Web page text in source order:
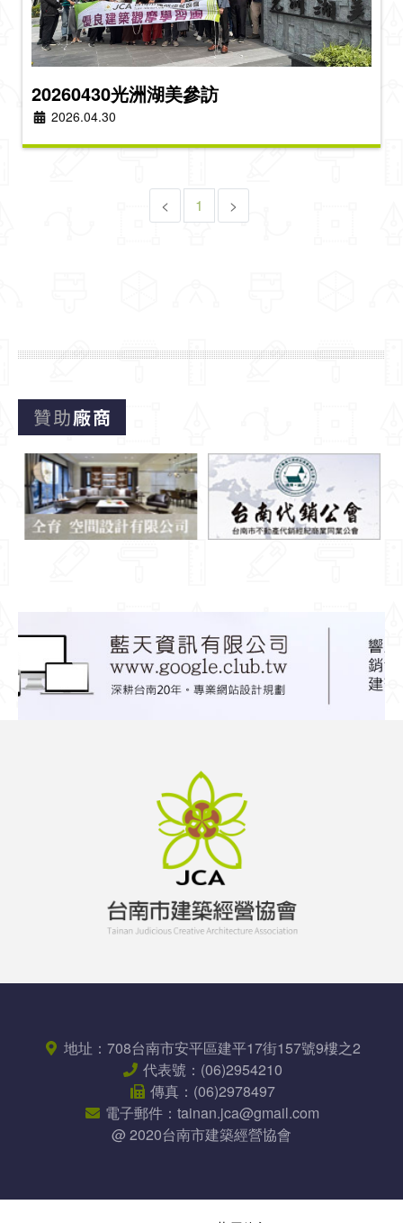
20260430光洲湖美參訪
2026.04.30
< 1 >
地址： 708台南市安平區建平17街157號9樓之2
代表號： (06)2954210
傳真： (06)2978497
電子郵件： tainan.jca@gmail.com
@ 2020台南市建築經營協會